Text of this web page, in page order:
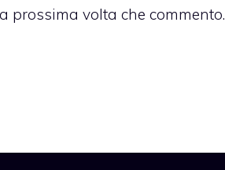
prossima volta che commento.